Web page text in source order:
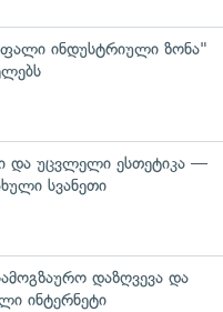
ინდუსტრიული ზონა"
და უცვლელი ესთეტიკა —
სვანეთი
დაზღვევა და
ინტერნეტი